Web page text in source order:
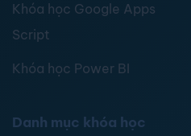
Khóa học Google Apps
Script
Khóa học Power BI
Danh mục khóa học